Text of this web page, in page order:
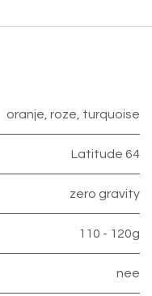
oranje roze turquoise
Latitude 64
zero gravity
110 - 120g
nee